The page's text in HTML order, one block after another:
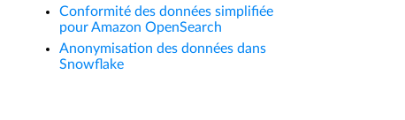
Conformité des données simplifiée
pour Amazon OpenSearch
Anonymisation des données dans
Snowflake